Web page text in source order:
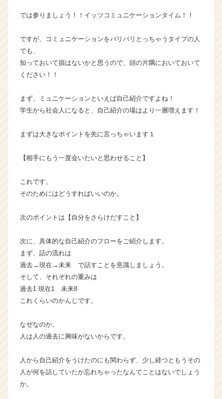
が
く
活
チ
ア
ャ
ア
e
C
r
r）
では参りましょう！！イッツコミュニケーションタイム！！
ですが、コミュニケーションをバリバリとっちゃうタイプの人
でも、
知っておいて損はないかと思うので、頭の片隅においておいて
ください！！
まず、ミュニケーションといえば自己紹介ですよね！
学生から社会人になると、自己紹介の場はより一層増えます！
まずは大きなポイントを先に言っちゃいます１
【相手にもう一度会いたいと思わせること】
これです。
そのためにはどうすればいいのか。
次のポイントは【自分をさらけだすこと】
次に、具体的な自己紹介のフローをご紹介します。
まず、話の流れは
過去→現在→未来 で話すことを意識しましょう。
そして、それぞれの重みは
過去1 現在1 未来8
これくらいのかんじです。
なぜなのか。
人は人の過去に興味がないからです。
人から自己紹介をうけたのにも関わらず、少し経つともうその
人が何を話していたか忘れちゃったなんてことはないでしょう
か。